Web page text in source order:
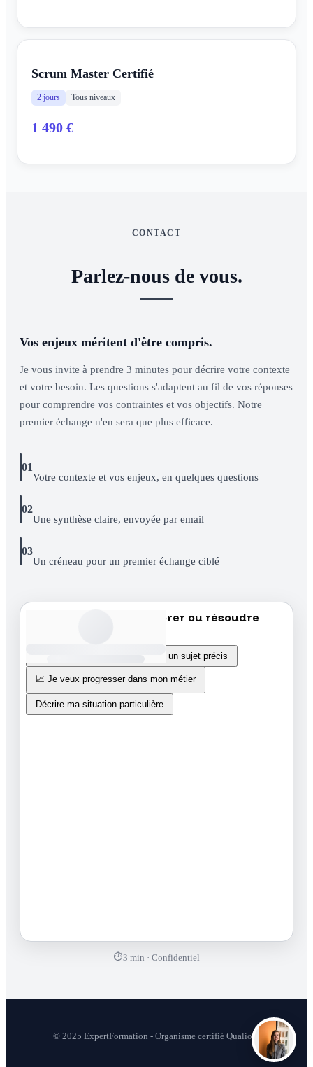
Scrum Master Certifié
2 jours Tous niveaux
1 490 €
CONTACT
Parlez-nous de vous.
Vos enjeux méritent d'être compris.
Je vous invite à prendre 3 minutes pour décrire votre contexte
et votre besoin. Les questions s'adaptent au fil de vos réponses
pour comprendre vos contraintes et vos objectifs. Notre
premier échange n'en sera que plus efficace.
01
Votre contexte et vos enjeux, en quelques questions
02
Une synthèse claire, envoyée par email
03
Un créneau pour un premier échange ciblé
⏱3 min · Confidentiel
© 2025 ExpertFormation - Organisme certifié Qualiopi